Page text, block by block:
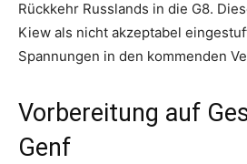
Rückkehr Russlands in die G8.
Kiew als nicht akzeptabel
Spannungen in den kommenden
Vorbereitung auf
Genf